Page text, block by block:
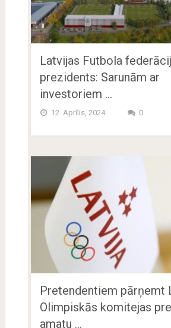
Latvijas Futbola
prezidents: Sarunām ar
investoriem …
12. Aprīlis, 2024 0
Pretendentiem pārņemt
Olimpiskās komitejas
amatu …